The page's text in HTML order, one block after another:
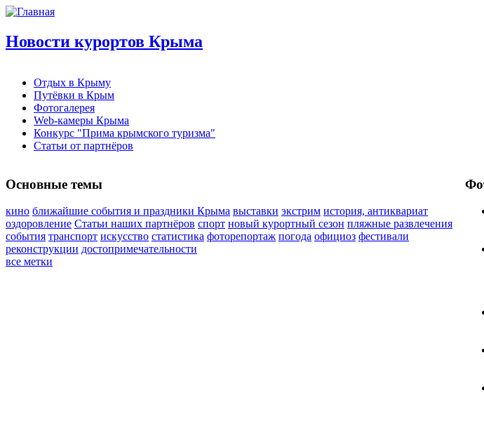
Новости курортов Крыма
Отдых в Крыму
Путёвки в Крым
Фотогалерея
Web-камеры Крыма
Конкурс "Прима крымского туризма"
Статьи от партнёров
Основные темы
кино ближайшие события и праздники Крыма выставки экстрим история, антиквариат
оздоровление Статьи наших партнёров спорт новый курортный сезон пляжные развлечения
события транспорт искусство статистика фоторепортаж погода официоз фестивали
реконструкции достопримечательности
все метки